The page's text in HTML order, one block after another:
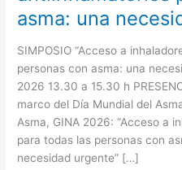
asma: una
SIMPOSIO “Acceso a
personas con asma: una
2026 13.30 a 15.30 h
marco del Día Mundial del
Asma, GINA 2026: “Acceso a
para todas las personas con
necesidad urgente” […]
inhaladores
para
personas
con
asma:
una
necesidad
urgente”